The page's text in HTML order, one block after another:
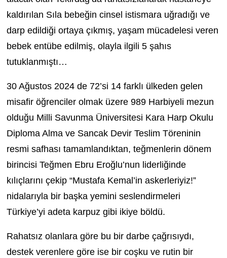
kaldırılan Sıla bebeğin cinsel istismara uğradığı ve
darp edildiği ortaya çıkmış, yaşam mücadelesi veren
bebek entübe edilmiş, olayla ilgili 5 şahıs
tutuklanmıştı…
30 Ağustos 2024 de 72’si 14 farklı ülkeden gelen
misafir öğrenciler olmak üzere 989 Harbiyeli mezun
olduğu Milli Savunma Üniversitesi Kara Harp Okulu
Diploma Alma ve Sancak Devir Teslim Töreninin
resmi safhası tamamlandıktan, teğmenlerin dönem
birincisi Teğmen Ebru Eroğlu’nun liderliğinde
kılıçlarını çekip “Mustafa Kemal’in askerleriyiz!”
nidalarıyla bir başka yemini seslendirmeleri
Türkiye’yi adeta karpuz gibi ikiye böldü.
Rahatsız olanlara göre bu bir darbe çağrısıydı,
destek verenlere göre ise bir coşku ve rutin bir